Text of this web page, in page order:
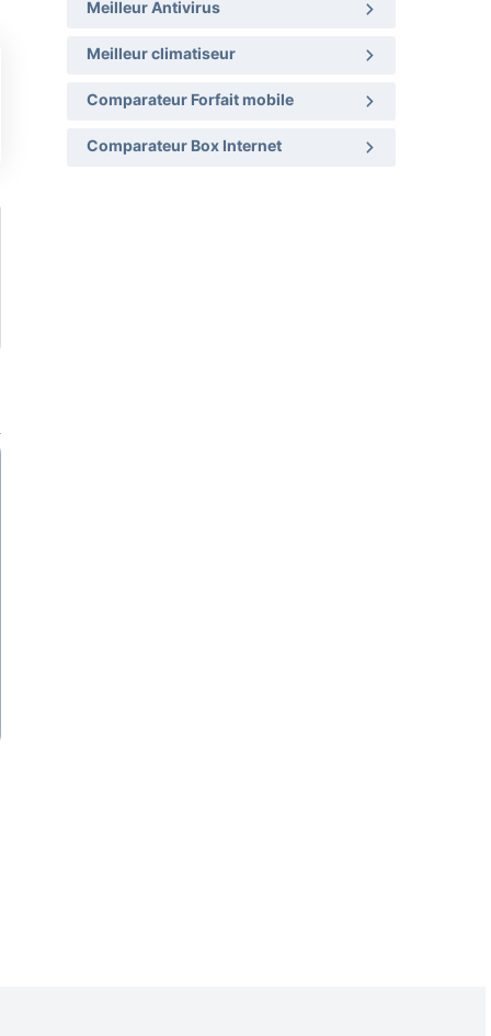
Meilleur Antivirus
Meilleur climatiseur
Comparateur Forfait mobile
Comparateur Box Internet